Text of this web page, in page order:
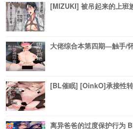
[MIZUKI] 被吊起来的上班
大佬综合本第四期―触手/
[BL催眠] [OinkO]承接性
离异爸爸的过度保护行为